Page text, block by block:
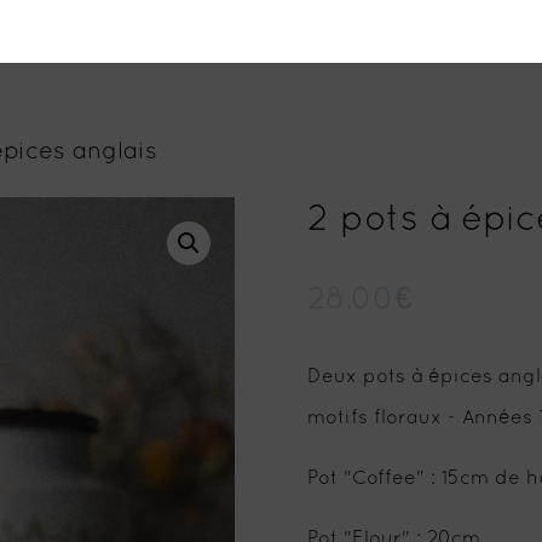
anglais
2 pots à
Deux pots à épices
motifs floraux - Années
Pot "Coffee" : 15cm de